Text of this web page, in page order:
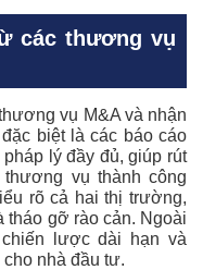
các thương vụ
vụ M&A và nhận
biệt là các báo cáo
lý đầy đủ, giúp rút
vụ thành công
rõ cả hai thị trường,
tháo gỡ rào cản. Ngoài
lược dài hạn và
nhà đầu tư.